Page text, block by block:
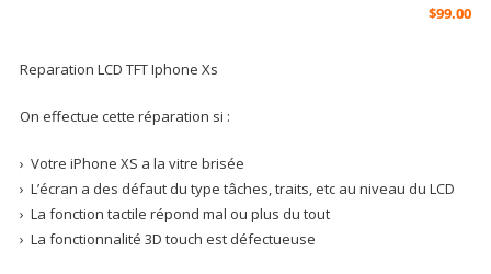
$99.00
Reparation LCD TFT Iphone Xs
On effectue cette réparation si :
› Votre iPhone XS a la vitre brisée
› L’écran a des défaut du type tâches, traits, etc au niveau du LCD
› La fonction tactile répond mal ou plus du tout
› La fonctionnalité 3D touch est défectueuse